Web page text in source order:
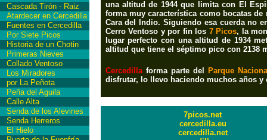
Cascada Tirón - Raiz
Atardecer en Cercedilla
Fuentes en Cercedilla
Por Siete Picos
Historia de un Chotin
Primeras Nieves
Collado Ventoso
Los Miradores
por La Peñota
Peña del Aguila
Calle Alta
Senda de los Alevines
Senda Herreros
El Hielo
una altitud de 1944 que limita con El
forma muy característica como bocatas
Cara del Indio. Siguiendo esa cuerda no
Cerro Ventoso y por fin los 7 Picos, la
lugar perfecto con una altitud de 1934
altitud que tiene el séptimo pico con 2138
Cercedillaforma parte del
Parque
disfrutar, lo llevo haciendo muchos años
7picos.net
cercedilla.eu
cercedilla.net